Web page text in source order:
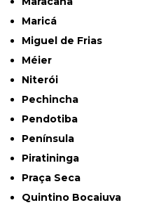
Maricá
Miguel de Frias
Méier
Niterói
Pechincha
Pendotiba
Península
Piratininga
Praça Seca
Quintino Bocaiuva